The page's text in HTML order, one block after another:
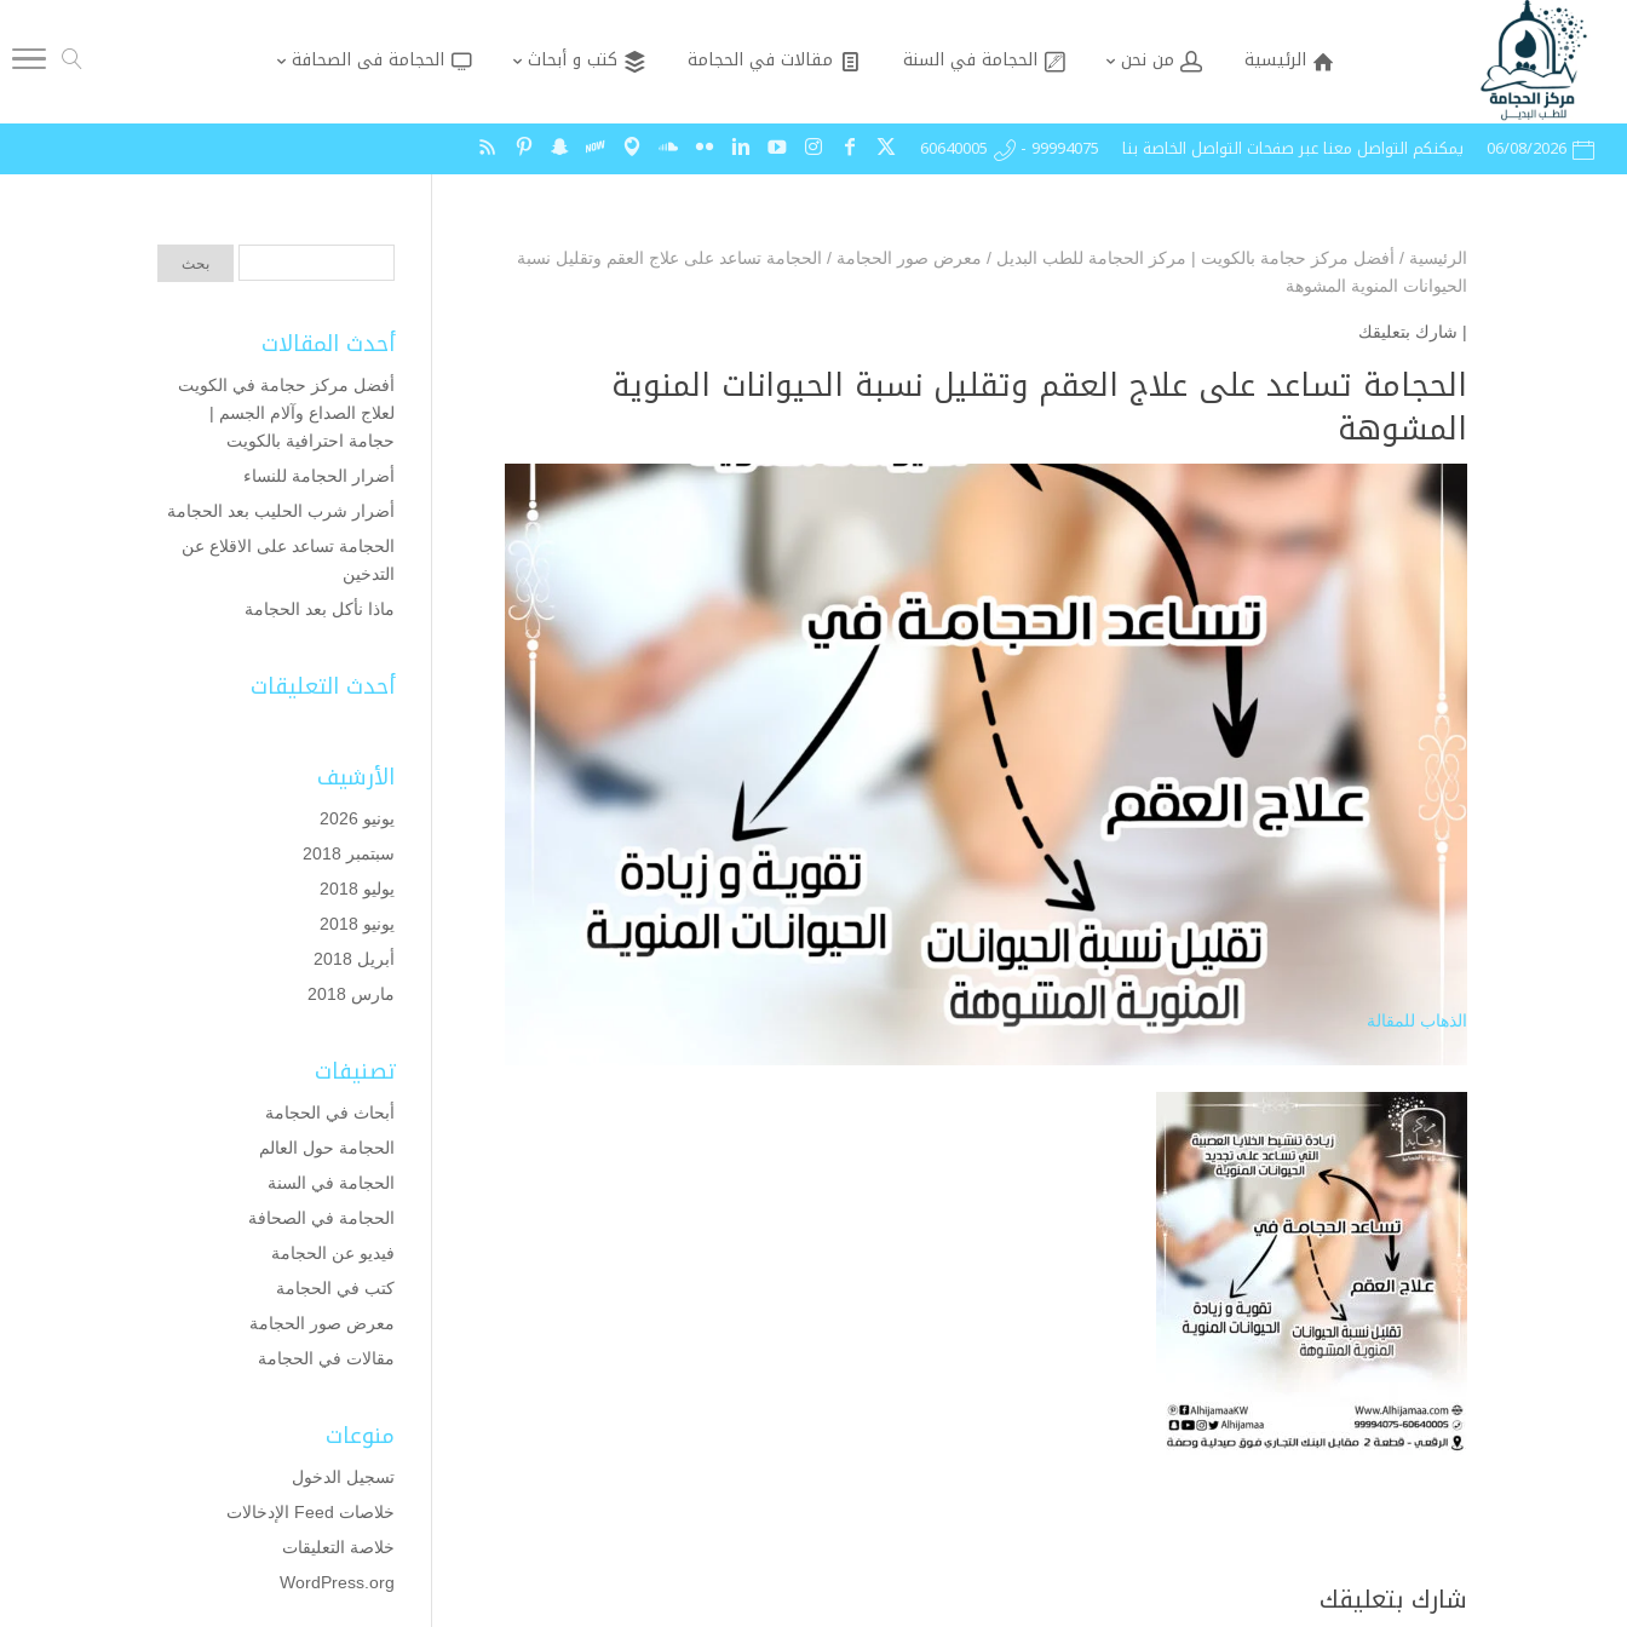
الرئيسية من نحن الحجامة في السنة مقالات في الحجامة كتب و أبحاث الحجامة فى الصحافة
06/08/2026 يمكنكم التواصل معنا عبر صفحات التواصل الخاصة بنا 99994075 - 60640005
الرئيسية / أفضل مركز حجامة بالكويت | مركز الحجامة للطب البديل / معرض صور الحجامة / الحجامة تساعد على علاج العقم وتقليل نسبة
الحيوانات المنوية المشوهة
| شارك بتعليقك
الحجامة تساعد على علاج العقم وتقليل نسبة الحيوانات المنوية
المشوهة
الذهاب للمقالة
شارك بتعليقك
أحدث المقالات
أفضل مركز حجامة في الكويت
لعلاج الصداع وآلام الجسم |
حجامة احترافية بالكويت
أضرار الحجامة للنساء
أضرار شرب الحليب بعد الحجامة
الحجامة تساعد على الاقلاع عن
التدخين
ماذا نأكل بعد الحجامة
أحدث التعليقات
الأرشيف
يونيو 2026
سبتمبر 2018
يوليو 2018
يونيو 2018
أبريل 2018
مارس 2018
تصنيفات
أبحاث في الحجامة
الحجامة حول العالم
الحجامة في السنة
الحجامة في الصحافة
فيديو عن الحجامة
كتب في الحجامة
معرض صور الحجامة
مقالات في الحجامة
منوعات
تسجيل الدخول
خلاصات Feed الإدخالات
خلاصة التعليقات
WordPress.org